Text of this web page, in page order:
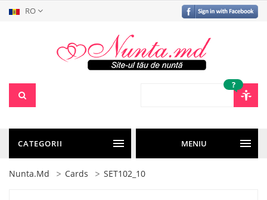
RO
?
CATEGORII MENIU
Nunta.md Cards SET102_10